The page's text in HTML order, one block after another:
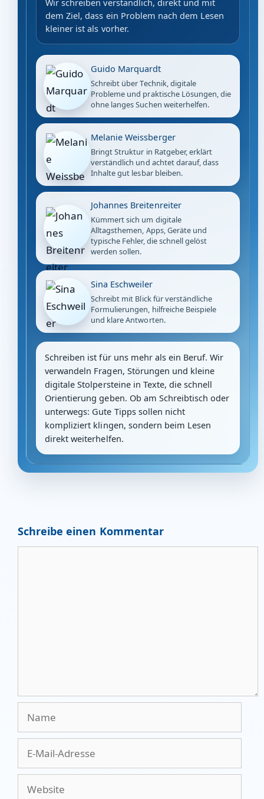
Wir schreiben verständlich, direkt und mit
dem Ziel, dass ein Problem nach dem Lesen
kleiner ist als vorher.
Guido Marquardt
Schreibt über Technik, digitale
Probleme und praktische Lösungen, die
ohne langes Suchen weiterhelfen.
Melanie Weissberger
Bringt Struktur in Ratgeber, erklärt
verständlich und achtet darauf, dass
Inhalte gut lesbar bleiben.
Johannes Breitenreiter
Kümmert sich um digitale
Alltagsthemen, Apps, Geräte und
typische Fehler, die schnell gelöst
werden sollen.
Sina Eschweiler
Schreibt mit Blick für verständliche
Formulierungen, hilfreiche Beispiele
und klare Antworten.
Schreiben ist für uns mehr als ein Beruf. Wir
verwandeln Fragen, Störungen und kleine
digitale Stolpersteine in Texte, die schnell
Orientierung geben. Ob am Schreibtisch oder
unterwegs: Gute Tipps sollen nicht
kompliziert klingen, sondern beim Lesen
direkt weiterhelfen.
Schreibe einen Kommentar